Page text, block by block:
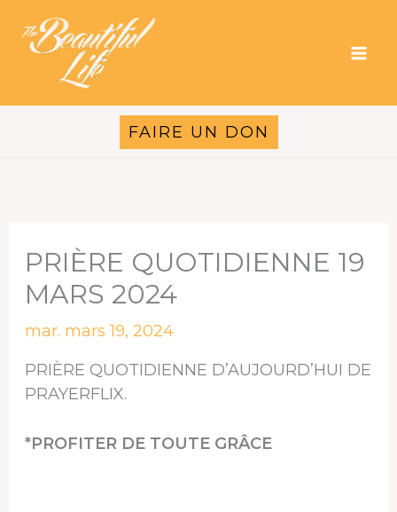
contenu
FAIRE UN DON
PRIÈRE QUOTIDIENNE 19
MARS 2024
mar. mars 19, 2024
PRIÈRE QUOTIDIENNE D’AUJOURD’HUI DE
PRAYERFLIX.
*PROFITER DE TOUTE GRÂCE